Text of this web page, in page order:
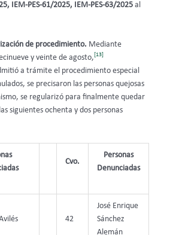
IEM-PES-61/2025, IEM-PES-63/2025 al
de procedimiento. Mediante
y veinte de agosto, [13]
a trámite el procedimiento especial
se precisaron las personas quejosas
se regularizó para finalmente quedar
siguientes ochenta y dos personas
Cvo.
Personas
Denunciadas
42
José Enrique
Sánchez
Alemán